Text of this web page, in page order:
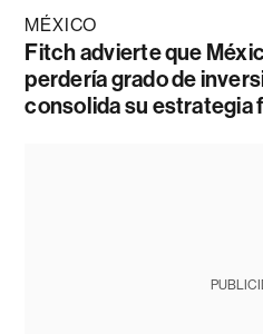
MÉXICO
Fitch advierte que
perdería grado de
consolida su estrategia